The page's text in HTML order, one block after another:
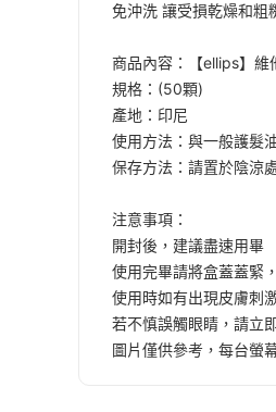
免沖洗 讓受損乾燥和粗
商品內容：【ellips】
規格：(50顆)
產地：印尼
使用方法：與一般護髮
保存方法：請置於陰涼
注意事項：
開封後，建議盡速用畢
使用完畢請將盒蓋蓋緊
使用時如有出現皮膚刺
若不慎誤觸眼睛，請立
圖片僅供參考，每台螢